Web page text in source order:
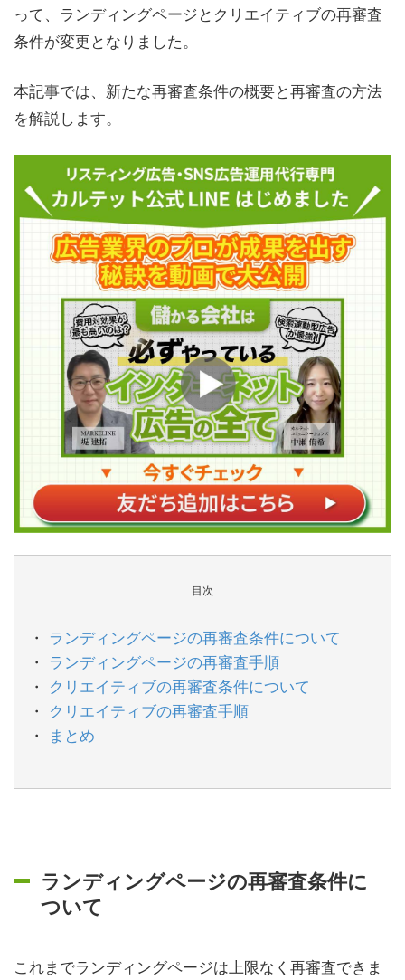
って、ランディングページとクリエイティブの再審査
条件が変更となりました。
本記事では、新たな再審査条件の概要と再審査の方法
を解説します。
目次
ランディングページの再審査条件について
ランディングページの再審査手順
クリエイティブの再審査条件について
クリエイティブの再審査手順
まとめ
ランディングページの再審査条件に
ついて
これまでランディングページは上限なく再審査できま